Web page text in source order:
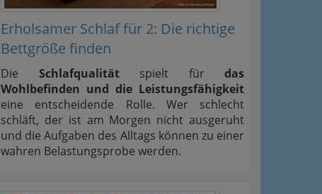
Erholsamer Schlaf für 2: Die richtige
Bettgröße finden
Die Schlafqualitätspielt für das
Wohlbefinden und die Leistungsfähigkeit
eine entscheidende Rolle. Wer schlecht
schläft, der ist am Morgen nicht ausgeruht
und die Aufgaben des Alltags können zu einer
wahren Belastungsprobe werden.